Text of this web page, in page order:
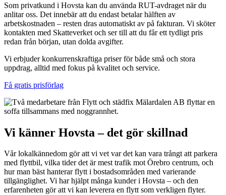
Som privatkund i Hovsta kan du använda RUT-avdraget när du
anlitar oss. Det innebär att du endast betalar hälften av
arbetskostnaden – resten dras automatiskt av på fakturan. Vi sköter
kontakten med Skatteverket och ser till att du får ett tydligt pris
redan från början, utan dolda avgifter.
Vi erbjuder konkurrenskraftiga priser för både små och stora
uppdrag, alltid med fokus på kvalitet och service.
Få gratis prisförlag
Vi känner Hovsta – det gör skillnad
Vår lokalkännedom gör att vi vet var det kan vara trångt att parkera
med flyttbil, vilka tider det är mest trafik mot Örebro centrum, och
hur man bäst hanterar flytt i bostadsområden med varierande
tillgänglighet. Vi har hjälpt många kunder i Hovsta – och den
erfarenheten gör att vi kan leverera en flytt som verkligen flyter.